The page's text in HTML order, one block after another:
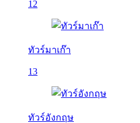
12
ทัวร์มาเก๊า
13
ทัวร์อังกฤษ